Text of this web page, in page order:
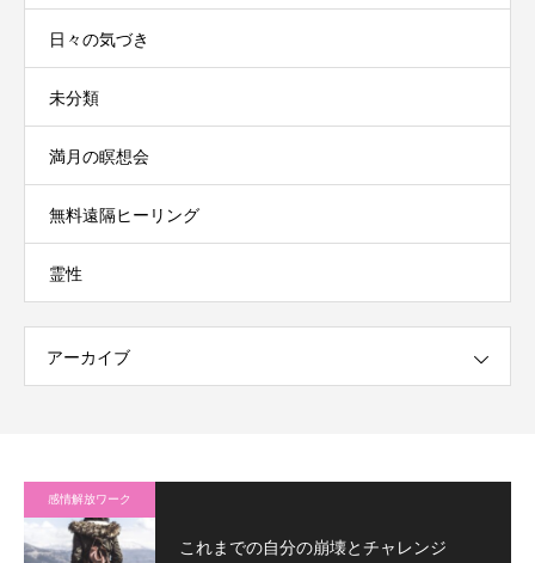
日々の気づき
未分類
満月の瞑想会
無料遠隔ヒーリング
霊性
アーカイブ
感情解放ワーク
これまでの自分の崩壊とチャレンジ